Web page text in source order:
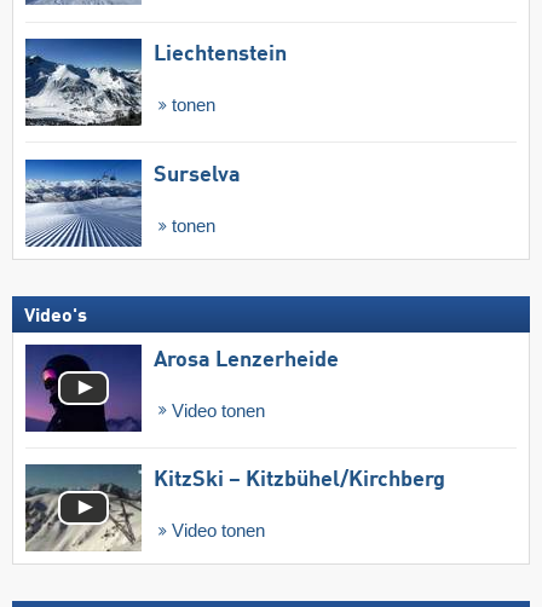
Liechtenstein
tonen
Surselva
tonen
Video's
Arosa Lenzerheide
Video tonen
KitzSki – Kitzbühel/​Kirchberg
Video tonen